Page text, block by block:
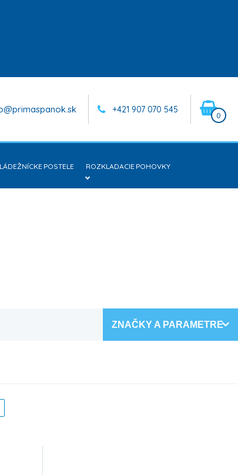
0
+421 907 070 545
POSTELE ROZKLADACIE POHOVKY
ZNAČKY A PARAMETRE